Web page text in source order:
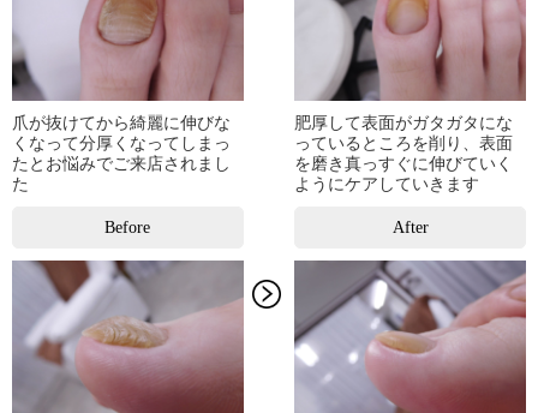
爪が抜けてから綺麗に伸びな
くなって分厚くなってしまっ
たとお悩みでご来店されまし
た
肥厚して表面がガタガタにな
っているところを削り、表面
を磨き真っすぐに伸びていく
ようにケアしていきます
Before After